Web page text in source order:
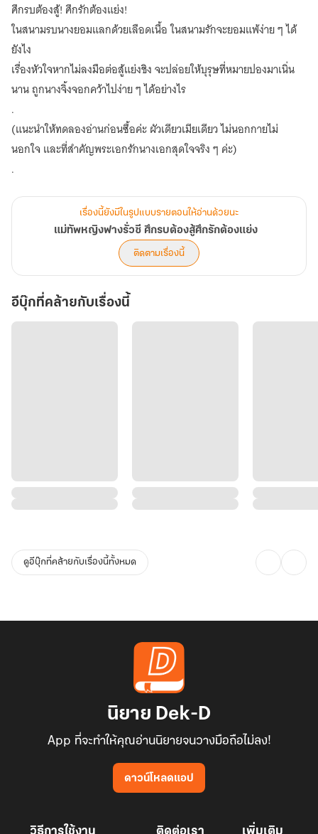
รัก
ต้อง
รบ
ต้อง
ศึก
รัก
ต้อง
ศึกรบต้องสู้! ศึกรักต้องแย่ง!
ในสนามรบนางยอมแลกด้วยเลือดเนื้อ ในสนามรักจะยอมแพ้ง่าย ๆ ได้
ยังไง
เรื่องหัวใจหากไม่ลงมือต่อสู้แย่งชิง จะปล่อยให้บุรุษที่หมายปองมาเนิ่น
นาน ถูกนางจิ้งจอกคว้าไปง่าย ๆ ได้อย่างไร
.
(แนะนำให้ทดลองอ่านก่อนซื้อค่ะ ผัวเดียวเมียเดียว ไม่นอกกายไม่
นอกใจ และที่สำคัญพระเอกรักนางเอกสุดใจจริง ๆ ค่ะ)
.
เรื่องนี้ยังมีในรูปแบบรายตอนให้อ่านด้วยนะ
แม่ทัพหญิงฟางรั่วซี ศึกรบต้องสู้ศึกรักต้องแย่ง
ติดตามเรื่องนี้
อีบุ๊กที่คล้ายกับเรื่องนี้
ดูอีบุ๊กที่คล้ายกับเรื่องนี้ทั้งหมด
นิยาย Dek-D
App ที่จะทำให้คุณอ่านนิยายจนวางมือถือไม่ลง!
ดาวน์โหลดแอป